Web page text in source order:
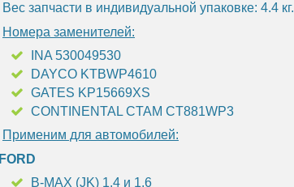
Вес запчасти в индивидуальной упаковке: 4.4 кг.
Номера заменителей:
INA 530049530
DAYCO KTBWP4610
GATES KP15669XS
CONTINENTAL CTAM CT881WP3
Применим для автомобилей:
FORD
B-MAX (JK) 1.4 и 1.6